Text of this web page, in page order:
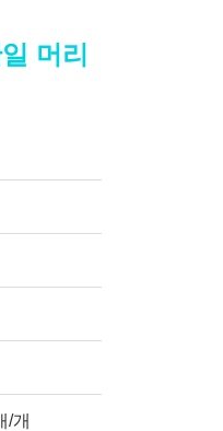
머리
/개